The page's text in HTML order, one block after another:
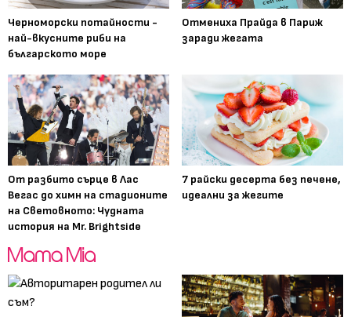
Черноморски потайности -
най-вкусните риби на
българското море
Отмениха Прайда в Париж
заради жегата
От разбито сърце в Лас
Вегас до химн на стадионите
на Световното: Чудната
история на Mr. Brightside
7 райски десерта без печене,
идеални за жегите